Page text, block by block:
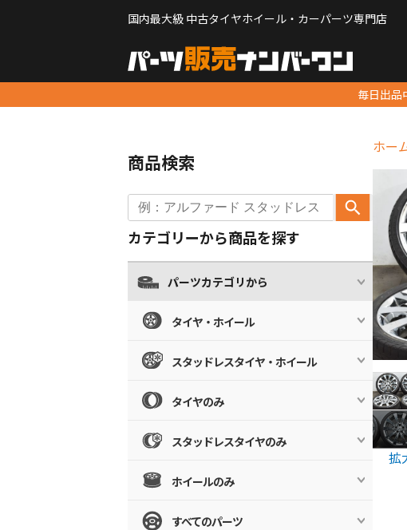
国内最大級 中古タイヤホイール・カーパーツ専門店
毎日出品
ホー
拡
商品検索
カテゴリーから商品を探す
パーツカテゴリから
タイヤ・ホイール
スタッドレスタイヤ・ホイール
タイヤのみ
スタッドレスタイヤのみ
ホイールのみ
すべてのパーツ